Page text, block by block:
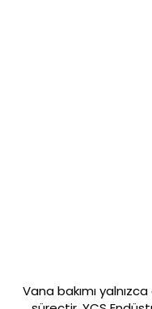
Vana bakımı